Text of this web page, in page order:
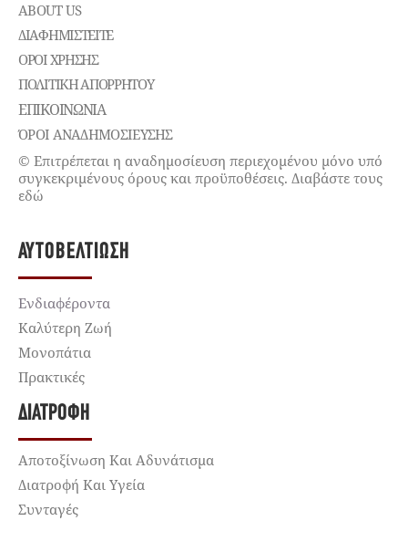
ABOUT US
ΔΙΑΦΗΜΙΣΤΕΊΤΕ
ΌΡΟΙ ΧΡΉΣΗΣ
ΠΟΛΙΤΙΚΉ ΑΠΟΡΡΉΤΟΥ
ΕΠΙΚΟΙΝΩΝΊΑ
ΌΡΟΙ ΑΝΑΔΗΜΟΣΙΕΥΣΗΣ
© Επιτρέπεται η αναδημοσίευση περιεχομένου μόνο υπό
συγκεκριμένους όρους και προϋποθέσεις. Διαβάστε τους
εδώ
ΑΥΤΟΒΕΛΤΊΩΣΗ
Ενδιαφέροντα
Καλύτερη Ζωή
Μονοπάτια
Πρακτικές
ΔΙΑΤΡΟΦΉ
Αποτοξίνωση Και Αδυνάτισμα
Διατροφή Και Υγεία
Συνταγές